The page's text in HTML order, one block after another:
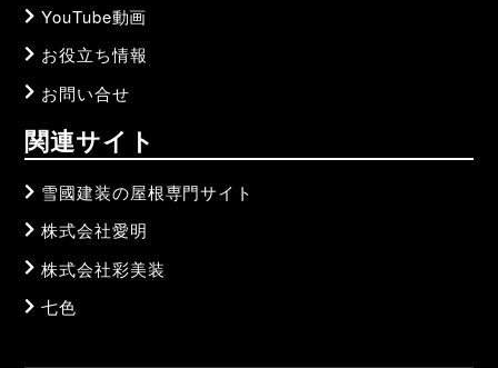
YouTube動画
お役立ち情報
お問い合せ
関連サイト
雪國建装の屋根専門サイト
株式会社愛明
株式会社彩美装
七色